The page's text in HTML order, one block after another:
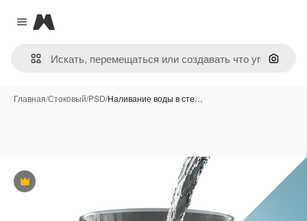
Close menu
Magnific
Поиск
Главная/Стоковый/PSD/Наливание воды в сте…
Премиум